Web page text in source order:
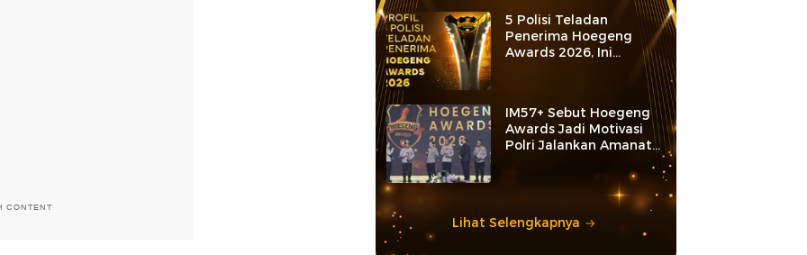
CONTENT
5 Polisi Teladan
Penerima Hoegeng
Awards 2026, Ini
Kategori dan Kiprahnya
IM57+ Sebut Hoegeng
Awards Jadi Motivasi
Polri Jalankan Amanat
Lihat Selengkapnya